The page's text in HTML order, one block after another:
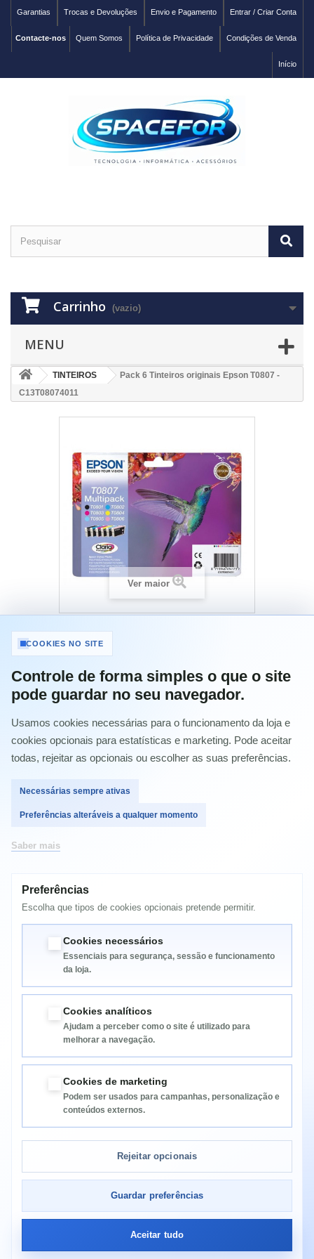
Entrar / Criar Conta
Envio e Pagamento
Trocas e Devoluções
Garantias
Condições de Venda
Política de Privacidade
Quem Somos
Contacte-nos
Início
Carrinho (vazio)
MENU
TINTEIROS
Pack 6 Tinteiros originais Epson T0807 -
C13T08074011
Ver maior
Pack 6 Tinteiros originais Epson T0807 -
C13T08074011
Referência: C13T08074011
Condição: Novo produto
Imprimir
84,00 €
Comprar
Informação
Categorias
Informação da Loja
COOKIES NO SITE
Controle de forma simples o que o site
pode guardar no seu navegador.
Usamos cookies necessárias para o funcionamento da loja e
cookies opcionais para estatísticas e marketing. Pode aceitar
todas, rejeitar as opcionais ou escolher as suas preferências.
Necessárias sempre ativas
Preferências alteráveis a qualquer momento
Saber mais
Preferências
Escolha que tipos de cookies opcionais pretende permitir.
Cookies necessários
Essenciais para segurança, sessão e funcionamento
da loja.
Cookies analíticos
Ajudam a perceber como o site é utilizado para
melhorar a navegação.
Cookies de marketing
Podem ser usados para campanhas, personalização e
conteúdos externos.
Rejeitar opcionais
Guardar preferências
Aceitar tudo